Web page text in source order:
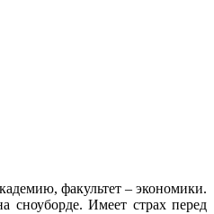
факультет – экономики.
сноуборде. Имеет страх перед